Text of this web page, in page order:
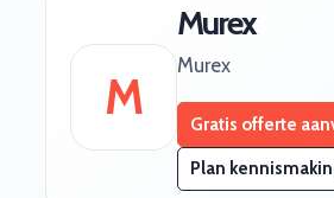
M
Murex
Murex
Gratis offerte
Plan